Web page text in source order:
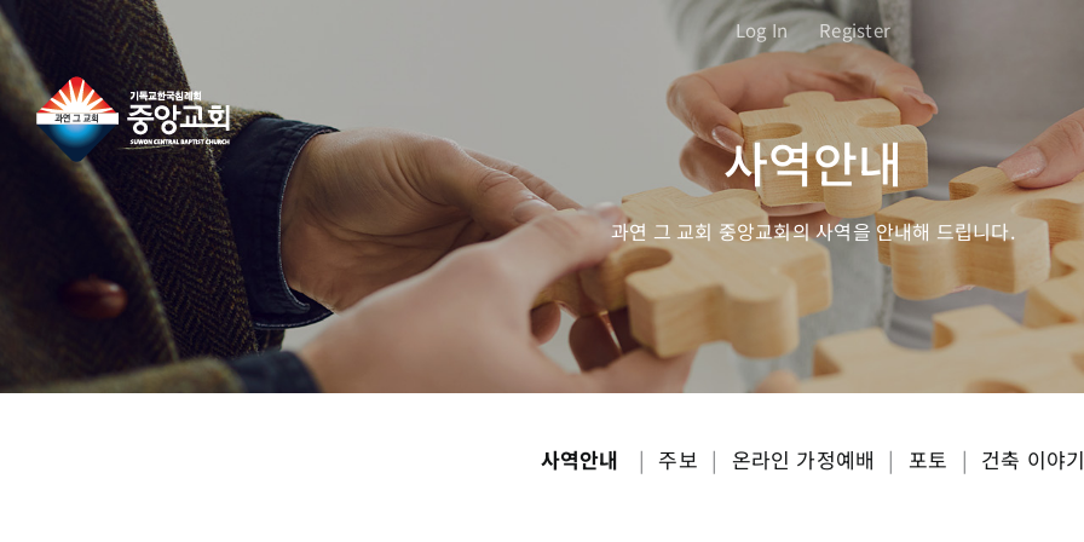
콘
텐
츠
로
Log In Register
사역안내
과연 그 교회 중앙교회의 사역을 안내해 드립니다.
사역안내 | 주보 | 온라인 가정예배 | 포토 | 건축 이야